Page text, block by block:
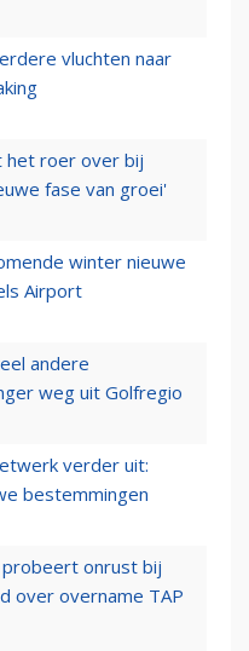
vluchten naar
het roer over bij
fase van groei'
winter nieuwe
Airport
andere
weg uit Golfregio
verder uit:
bestemmingen
onrust bij
over overname TAP